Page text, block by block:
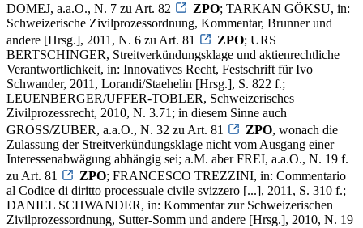
DOMEJ, a.a.O., N. 7 zu Art. 82
ZPO; TARKAN GÖKSU, in:
Schweizerische Zivilprozessordnung, Kommentar, Brunner und
andere [Hrsg.], 2011, N. 6 zu Art. 81
ZPO; URS
BERTSCHINGER, Streitverkündungsklage und aktienrechtliche
Verantwortlichkeit, in: Innovatives Recht, Festschrift für Ivo
Schwander, 2011, Lorandi/Staehelin [Hrsg.], S. 822 f.;
LEUENBERGER/UFFER-TOBLER, Schweizerisches
Zivilprozessrecht, 2010, N. 3.71; in diesem Sinne auch
GROSS/ZUBER, a.a.O., N. 32 zu Art. 81
ZPO, wonach die
Zulassung der Streitverkündungsklage nicht vom Ausgang einer
Interessenabwägung abhängig sei; a.M. aber FREI, a.a.O., N. 19 f.
zu Art. 81
ZPO; FRANCESCO TREZZINI, in: Commentario
al Codice di diritto processuale civile svizzero [...], 2011, S. 310 f.;
DANIEL SCHWANDER, in: Kommentar zur Schweizerischen
Zivilprozessordnung, Sutter-Somm und andere [Hrsg.], 2010, N. 19